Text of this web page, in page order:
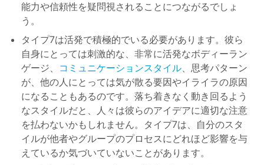
能力や信頼性を疑問視されることにつながるでしょ
う。
タイプ7は活発で積極的でいる必要があります。彼ら
自身にとっては刺激的な、非常に活発なボディーラン
ゲージ、 コミュニケーションスタイル、思考パターン
が、他の人にとっては気が散る要因やイライラの原因
になることもあるのです。落ち着きなく動き回るよう
なスタイルだと、人々は彼らのアイデアに適切な注意
を払わないかもしれません。タイプ7は、自分のスタ
イルが他者やグループのプロセスにどれほど影響を与
えているか気づいていないことがあります。